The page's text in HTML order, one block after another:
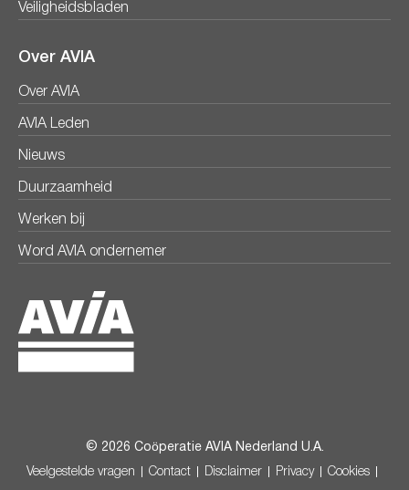
Veiligheidsbladen
Over AVIA
Over AVIA
AVIA Leden
Nieuws
Duurzaamheid
Werken bij
Word AVIA ondernemer
© 2026 Coöperatie AVIA Nederland U.A.
Veelgestelde vragen Contact Disclaimer Privacy Cookies